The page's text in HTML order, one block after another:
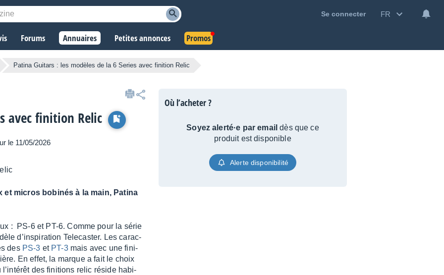
Se connecter FR
Forums Annuaires Petites annonces Promos
Patina Guitars : les modèles de la 6 Series avec finition Relic
avec finition Relic
le 11/05/2026
et micros bobinés à la main, Patina
: PS-6 et PT-6. Comme pour la série
d’ins­pi­ra­tion Tele­cas­ter. Les carac­
des PS-3 et PT-3mais avec une fini­
En effet, la marque a fait le choix
des fini­tions relic réside habi­
Où l’acheter ?
Soyez alerté·e par email dès que ce
produit est disponible
Alerte disponibilité